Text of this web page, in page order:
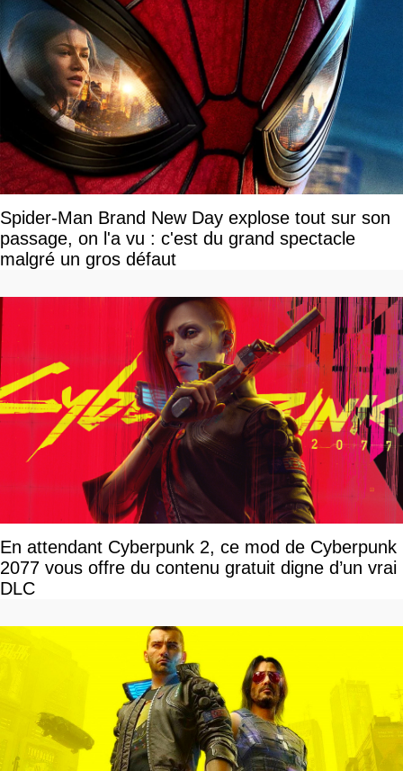
Spider-Man Brand New Day explose tout sur son
passage, on l'a vu : c'est du grand spectacle
malgré un gros défaut
En attendant Cyberpunk 2, ce mod de Cyberpunk
2077 vous offre du contenu gratuit digne d’un vrai
DLC